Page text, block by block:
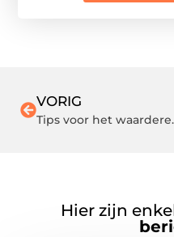
VORIG
Tips voor
Hier zijn